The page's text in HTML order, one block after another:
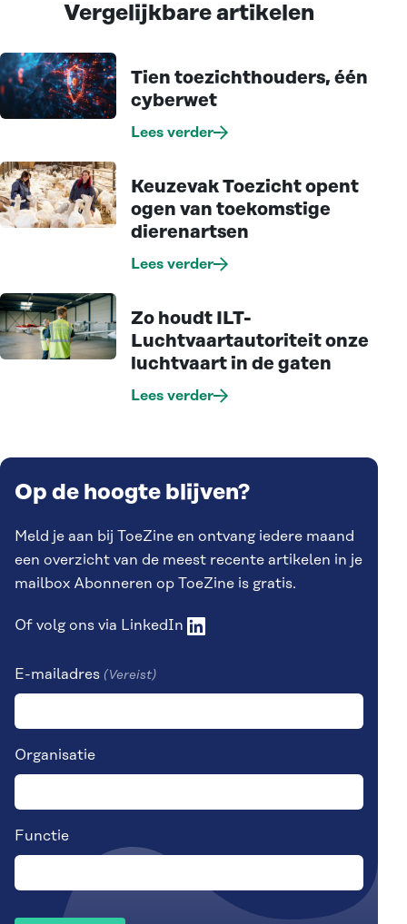
Vergelijkbare artikelen
Tien toezichthouders, één
cyberwet
Lees verder
Keuzevak Toezicht opent
ogen van toekomstige
dierenartsen
Lees verder
Zo houdt ILT-
Luchtvaartautoriteit onze
luchtvaart in de gaten
Lees verder
Op de hoogte blijven?
Meld je aan bij ToeZine en ontvang iedere maand
een overzicht van de meest recente artikelen in je
mailbox Abonneren op ToeZine is gratis.
Of volg ons via LinkedIn
E-mailadres (Vereist)
Organisatie
Functie